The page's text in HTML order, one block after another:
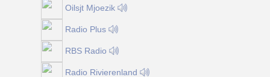
Oilsjt Mjoezik
Radio Plus
RBS Radio
Radio Rivierenland